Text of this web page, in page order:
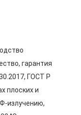
гарантия
ГОСТ Р
плоских и
излучению,